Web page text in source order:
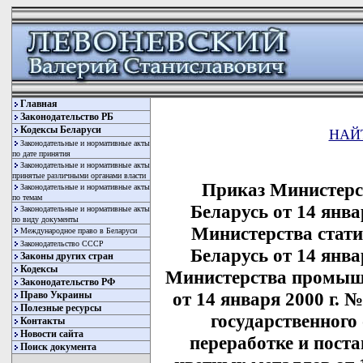
Главная
Законодательство РБ
Кодексы Беларуси
Законодательные и нормативные акты
по дате принятия
Законодательные и нормативные акты
принятые различными органами власти
Законодательные и нормативные акты
по темам
Законодательные и нормативные акты
по виду документы
Международное право в Беларуси
Законодательство СССР
Законы других стран
Кодексы
Законодательство РФ
Право Украины
Полезные ресурсы
Контакты
Новости сайта
Поиск документа
Приказ
Беларусь от 14
Министерства
Беларусь от 14
Министерства
от 14 января 2000 г.
переработке и